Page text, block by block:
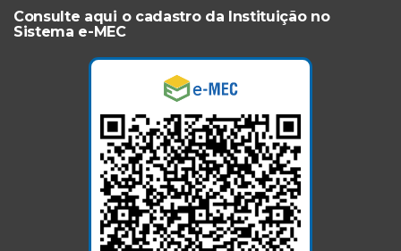
Consulte aqui o cadastro da Instituição no
Sistema e-MEC